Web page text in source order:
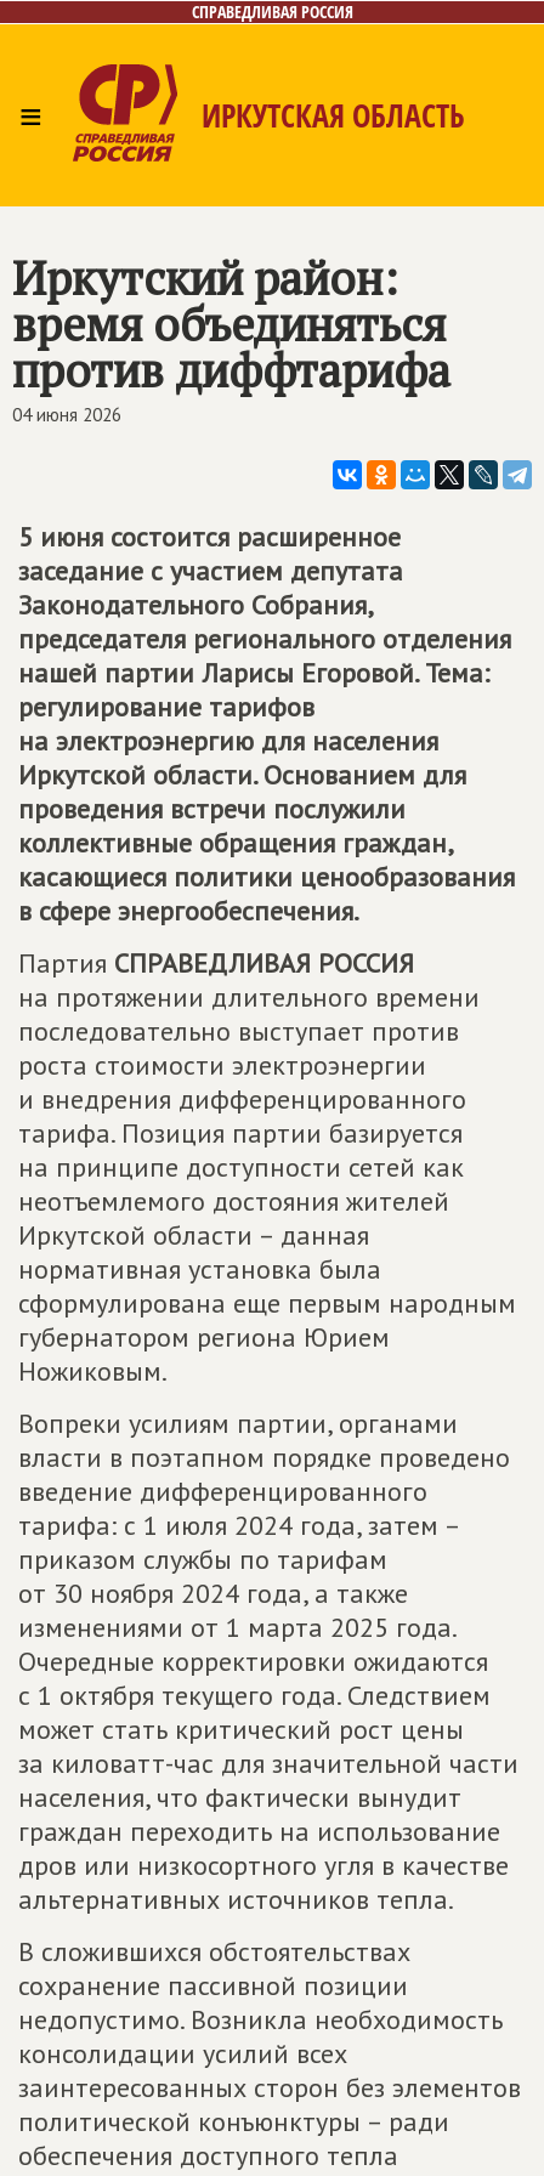
СПРАВЕДЛИВАЯ РОССИЯ
≡ ИРКУТСКАЯ ОБЛАСТЬ
Интернет-приёмная
Иркутский район:
время объединяться
против диффтарифа
04 июня 2026
5 июня состоится расширенное
заседание с участием депутата
Законодательного Собрания,
председателя регионального отделения
нашей партии Ларисы Егоровой. Тема:
регулирование тарифов
на электроэнергию для населения
Иркутской области. Основанием для
проведения встречи послужили
коллективные обращения граждан,
касающиеся политики ценообразования
в сфере энергообеспечения.
Партия СПРАВЕДЛИВАЯ РОССИЯ
на протяжении длительного времени
последовательно выступает против
роста стоимости электроэнергии
и внедрения дифференцированного
тарифа. Позиция партии базируется
на принципе доступности сетей как
неотъемлемого достояния жителей
Иркутской области – данная
нормативная установка была
сформулирована еще первым народным
губернатором региона Юрием
Ножиковым.
Вопреки усилиям партии, органами
власти в поэтапном порядке проведено
введение дифференцированного
тарифа: с 1 июля 2024 года, затем –
приказом службы по тарифам
от 30 ноября 2024 года, а также
изменениями от 1 марта 2025 года.
Очередные корректировки ожидаются
с 1 октября текущего года. Следствием
может стать критический рост цены
за киловатт-час для значительной части
населения, что фактически вынудит
граждан переходить на использование
дров или низкосортного угля в качестве
альтернативных источников тепла.
В сложившихся обстоятельствах
сохранение пассивной позиции
недопустимо. Возникла необходимость
консолидации усилий всех
заинтересованных сторон без элементов
политической конъюнктуры – ради
обеспечения доступного тепла